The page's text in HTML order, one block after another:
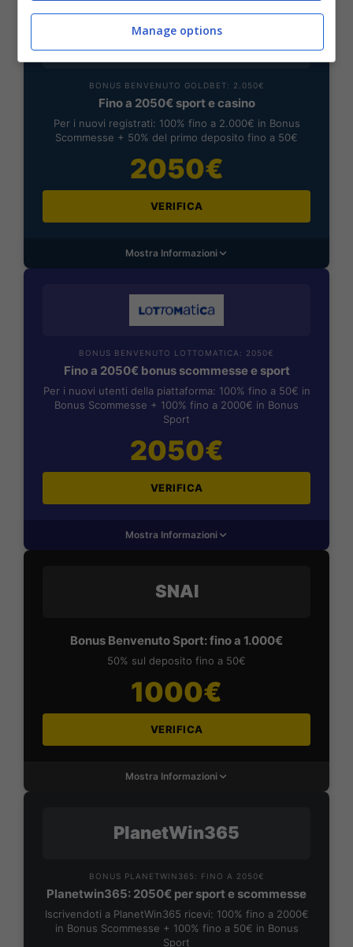
BONUS BENVENUTO GOLDBET: 2.050€
Fino a 2050€ sport e casino
Per i nuovi registrati: 100% fino a 2.000€ in Bonus
Scommesse + 50% del primo deposito fino a 50€
2050€
VERIFICA
Mostra Informazioni
BONUS BENVENUTO LOTTOMATICA: 2050€
Fino a 2050€ bonus scommesse e sport
Per i nuovi utenti della piattaforma: 100% fino a 50€ in
Bonus Scommesse + 100% fino a 2000€ in Bonus
Sport
2050€
VERIFICA
Mostra Informazioni
SNAI
Bonus Benvenuto Sport: fino a 1.000€
50% sul deposito fino a 50€
1000€
VERIFICA
Mostra Informazioni
PlanetWin365
BONUS PLANETWIN365: FINO A 2050€
Planetwin365: 2050€ per sport e scommesse
Iscrivendoti a PlanetWin365 ricevi: 100% fino a 2000€
in Bonus Scommesse + 100% fino a 50€ in Bonus
Sport
Manage options